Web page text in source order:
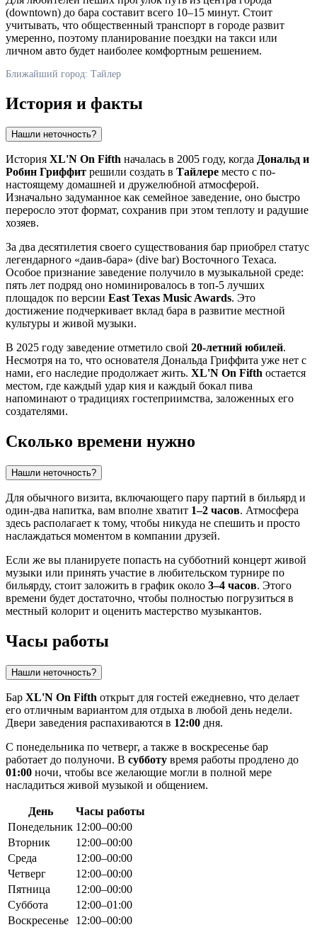
(downtown) до бара составит всего 10–15 минут. Стоит
учитывать, что общественный транспорт в городе развит
умеренно, поэтому планирование поездки на такси или
личном авто будет наиболее комфортным решением.
Ближайший город: Тайлер
История и факты
Нашли неточность?
История XL'N On Fifth началась в 2005 году, когда Дональд и
Робин Гриффит решили создать в Тайлере место с по-
настоящему домашней и дружелюбной атмосферой.
Изначально задуманное как семейное заведение, оно быстро
переросло этот формат, сохранив при этом теплоту и радушие
хозяев.
За два десятилетия своего существования бар приобрел статус
легендарного «даив-бара» (dive bar) Восточного Техаса.
Особое признание заведение получило в музыкальной среде:
пять лет подряд оно номинировалось в топ-5 лучших
площадок по версии East Texas Music Awards. Это
достижение подчеркивает вклад бара в развитие местной
культуры и живой музыки.
В 2025 году заведение отметило свой 20-летний юбилей.
Несмотря на то, что основателя Дональда Гриффита уже нет с
нами, его наследие продолжает жить. XL'N On Fifth остается
местом, где каждый удар кия и каждый бокал пива
напоминают о традициях гостеприимства, заложенных его
создателями.
Сколько времени нужно
Нашли неточность?
Для обычного визита, включающего пару партий в бильярд и
один-два напитка, вам вполне хватит 1–2 часов. Атмосфера
здесь располагает к тому, чтобы никуда не спешить и просто
наслаждаться моментом в компании друзей.
Если же вы планируете попасть на субботний концерт живой
музыки или принять участие в любительском турнире по
бильярду, стоит заложить в график около 3–4 часов. Этого
времени будет достаточно, чтобы полностью погрузиться в
местный колорит и оценить мастерство музыкантов.
Часы работы
Нашли неточность?
Бар XL'N On Fifth открыт для гостей ежедневно, что делает
его отличным вариантом для отдыха в любой день недели.
Двери заведения распахиваются в 12:00 дня.
С понедельника по четверг, а также в воскресенье бар
работает до полуночи. В субботу время работы продлено до
01:00 ночи, чтобы все желающие могли в полной мере
насладиться живой музыкой и общением.
День
Часы работы
Понедельник 12:00–00:00
Вторник
12:00–00:00
Среда
12:00–00:00
Четверг
12:00–00:00
Пятница
12:00–00:00
Суббота
12:00–01:00
Воскресенье
12:00–00:00